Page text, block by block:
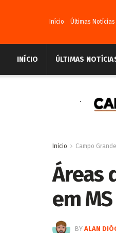
Início Últimas Notícias
INÍCIO ÚLTIMAS
Inicio Campo Grande
Áreas
em
BY ALAN